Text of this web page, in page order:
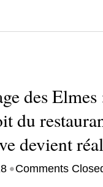
des
du
devient
•Comments